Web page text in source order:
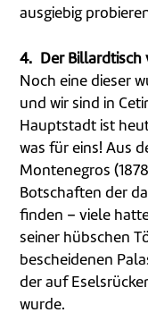
ausgiebig
4. Der Billardtisch
Noch eine dieser
und wir sind in
Hauptstadt ist
was für eins! Aus
Montenegros
Botschaften der
finden – viele
seiner hübschen
bescheidenen
der auf
wurde.